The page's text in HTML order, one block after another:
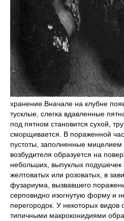
хранение.Вначале на клубне
тусклые, слегка вдав­ленные
под пятном становится сухой,
сморщивается. В по­раженной
пустоты, заполненные
возбудителя об­разуется на
небольших, выпуклых
желтоватых или розоватых, в
фузариума, вызвавшего
серпо­видно изогнутую форму и
перегородок. У неко­торых
типичными макроконидиями